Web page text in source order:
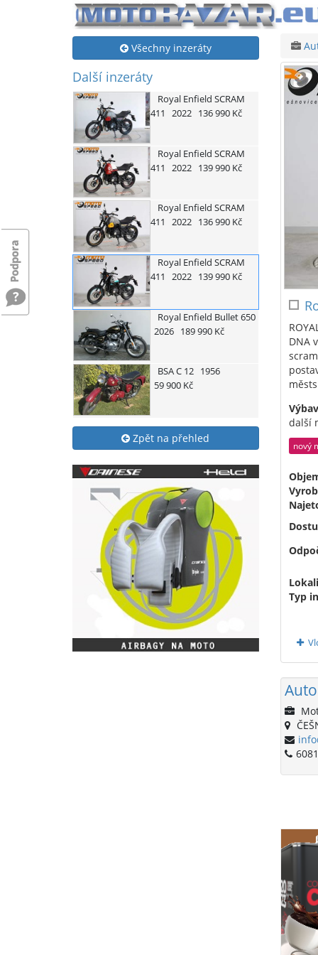
Všechny inzeráty
Další inzeráty
Royal Enfield SCRAM
411
2022 136 990 Kč
Royal Enfield SCRAM
411
2022 139 990 Kč
Royal Enfield SCRAM
411
2022 136 990 Kč
Royal Enfield SCRAM
411
2022 139 990 Kč
Royal Enfield Bullet 650
2026 189 990 Kč
BSAC 12 1956
59 900 Kč
Zpět na přehled
DNA
další
nový
Typ